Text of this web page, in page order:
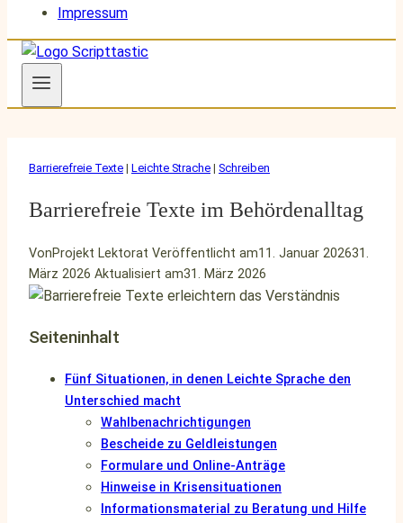
Impressum
Barrierefreie Texte | Leichte Strache | Schreiben
Barrierefreie Texte im Behördenalltag
VonProjekt Lektorat Veröffentlicht am11. Januar 202631.
März 2026 Aktualisiert am31. März 2026
Seiteninhalt
Fünf Situationen, in denen Leichte Sprache den
Unterschied macht
Wahlbenachrichtigungen
Bescheide zu Geldleistungen
Formulare und Online-Anträge
Hinweise in Krisensituationen
Informationsmaterial zu Beratung und Hilfe